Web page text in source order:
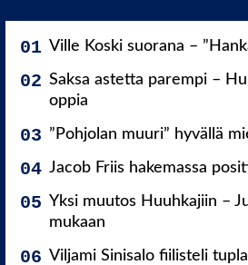
Ville Koski suorana –
Saksa astetta parempi –
oppia
”Pohjolan muuri” hyvällä
Jacob Friis hakemassa
Yksi muutos Huuhkajiin –
mukaan
Viljami Sinisalo fiilisteli